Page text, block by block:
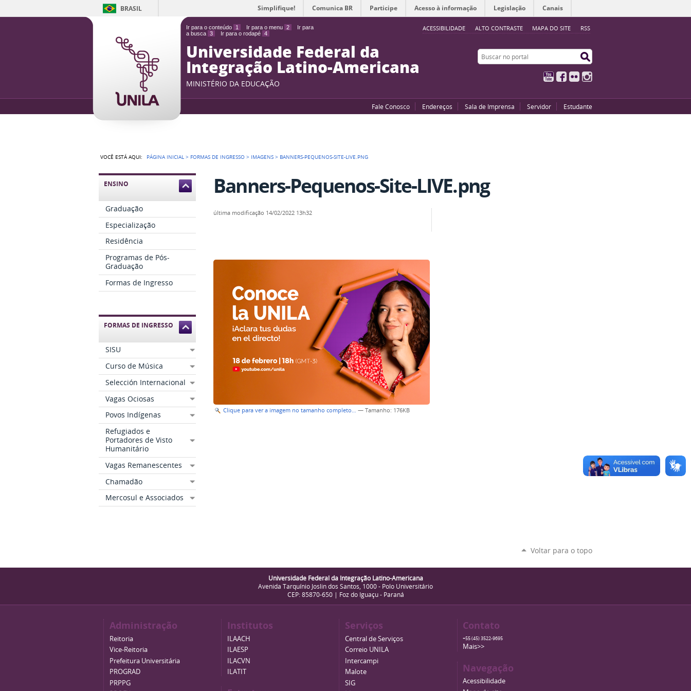
Ir para o conteúdo 1 Ir para o menu 2
Ir para
a busca 3 Ir para o rodapé 4
ACESSIBILIDADE ALTO CONTRASTE MAPA DO SITE RSS
BRASIL Simplifique! Comunica BR Participe Acesso à informação Legislação Canais
Universidade Federal da
Integração Latino-Americana
MINISTÉRIO DA EDUCAÇÃO
Buscar no portal
YouTubeFacebook
Flickr
Fale Conosco Endereços Sala de Imprensa Servidor Estudante
VOCÊ ESTÁ AQUI: PÁGINA INICIAL > FORMAS DE INGRESSO > IMAGENS > BANNERS-PEQUENOS-SITE-LIVE.PNG
ENSINO
Graduação
Especialização
Residência
Programas de Pós-
Graduação
Formas de Ingresso
FORMAS DE INGRESSO
SISU
Curso de Música
Selección Internacional
Vagas Ociosas
Povos Indígenas
Refugiados e
Portadores de Visto
Humanitário
Vagas Remanescentes
Chamadão
Mercosul e Associados
Banners-Pequenos-Site-LIVE.png
última modificação 14/02/2022 13h32
Clique para ver a imagem no tamanho completo… —Tamanho: 176KB
Voltar para o topo
Universidade Federal da Integração Latino-Americana
Avenida Tarquínio Joslin dos Santos, 1000 - Polo Universitário
CEP: 85870-650 | Foz do Iguaçu - Paraná
Administração
Reitoria
Vice-Reitoria
Prefeitura Universitária
PROGRAD
PRPPG
Institutos
ILAACH
ILAESP
ILACVN
ILATIT
Serviços
Central de Serviços
Correio UNILA
Intercampi
Malote
SIG
Contato
+55 (45) 3522-9695
Mais>>
Navegação
Acessibilidade